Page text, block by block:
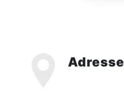
Adresse